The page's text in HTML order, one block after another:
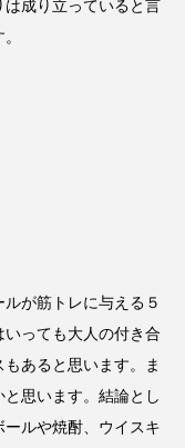
は成り立っていると言
が筋トレに与える５
っても大人の付き合
あると思います。ま
思います。結論とし
ルや焼酎、ウイスキ